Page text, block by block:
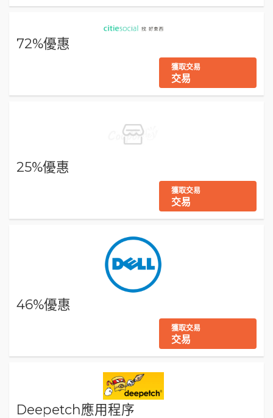
72%優惠
獲取交易
交易
25%優惠
獲取交易
交易
46%優惠
獲取交易
交易
Deepetch應用程序